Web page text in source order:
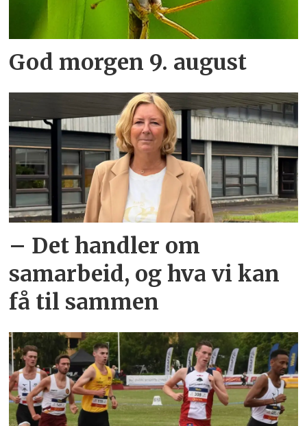
God morgen 9. august
– Det handler om
samarbeid, og hva vi kan
få til sammen